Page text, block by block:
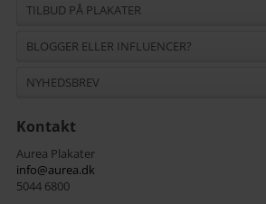
TILBUD PÅ PLAKATER
BLOGGER ELLER INFLUENCER?
NYHEDSBREV
Kontakt
Aurea Plakater
info@aurea.dk
5044 6800